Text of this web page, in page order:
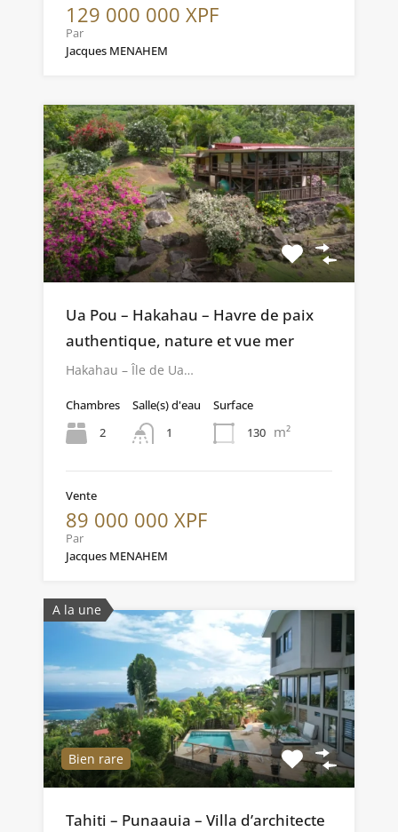
129 000 000 XPF
Par
Jacques MENAHEM
Ua Pou – Hakahau – Havre de paix
authentique, nature et vue mer
Hakahau – Île de Ua…
Chambres
2
Salle(s) d'eau
1
Surface
130 m²
Vente
89 000 000 XPF
Par
Jacques MENAHEM
A la une
Bien rare
Tahiti – Punaauia – Villa d’architecte